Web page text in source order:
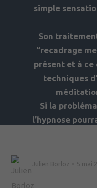
simple
Son
“recadrage
présent et à ce
techniques
Si la
l’hypnose
Julien Borloz • 5 mai